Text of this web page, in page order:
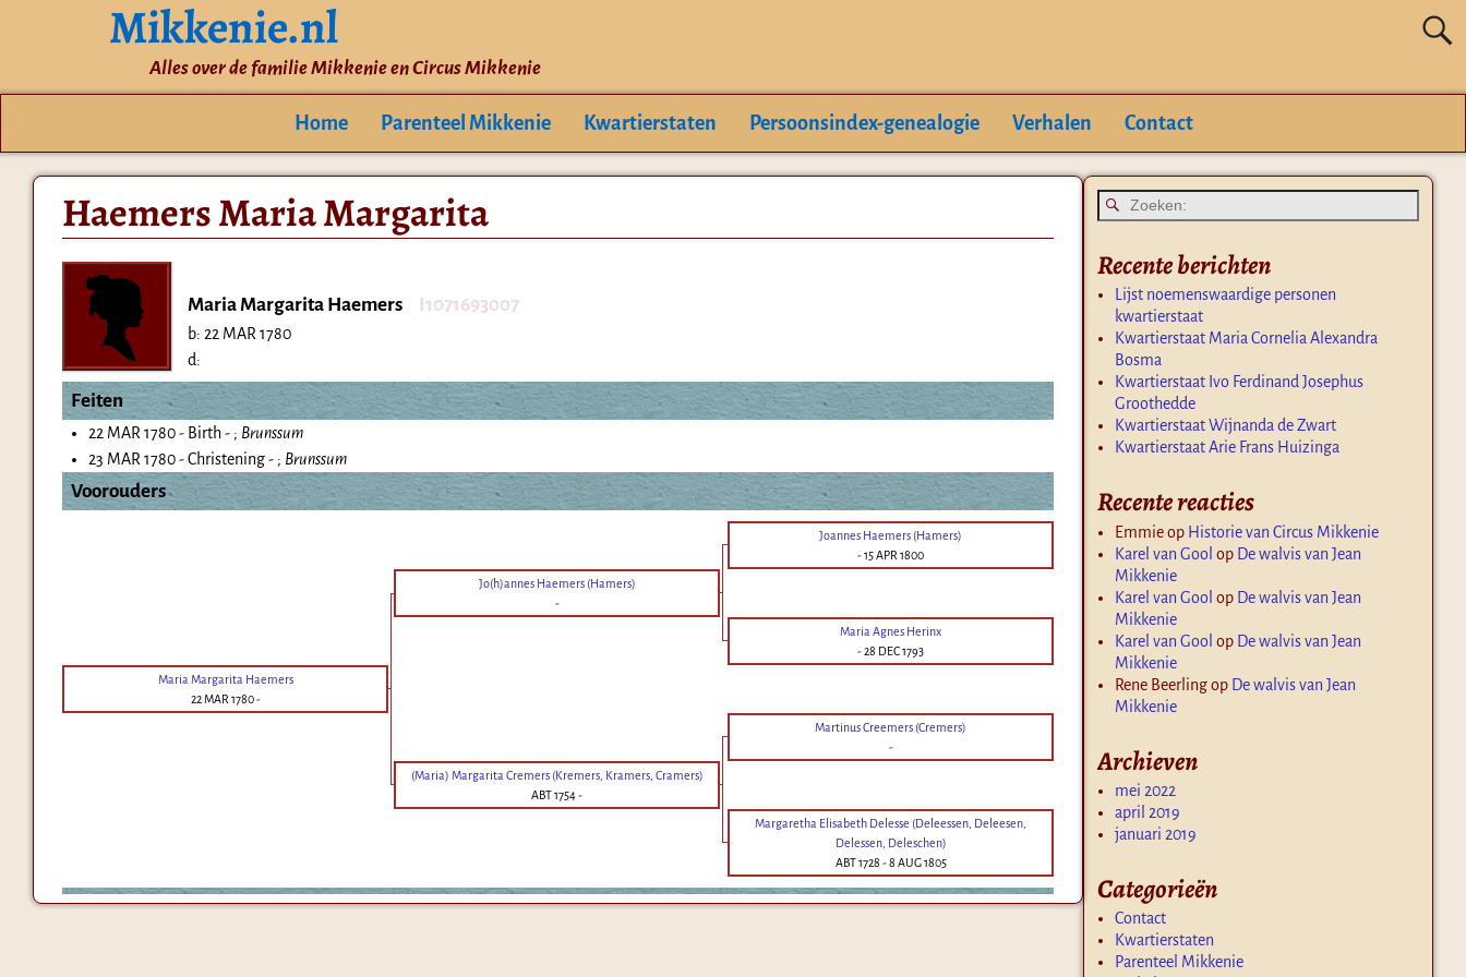
Mikkenie.nl
Alles over de familie Mikkenie en Circus Mikkenie
Home Parenteel Mikkenie Kwartierstaten Persoonsindex-genealogie Verhalen Contact
Haemers Maria Margarita
Maria Margarita Haemers I1071693007
b: 22 MAR 1780
d:
Feiten
22 MAR 1780 - Birth - ; Brunssum
23 MAR 1780 - Christening - ; Brunssum
Voorouders
Joannes Haemers (Hamers)
-15 APR 1800
Jo(h)annes Haemers (Hamers)
-
Maria Agnes Herinx
-28 DEC 1793
Maria Margarita Haemers
22 MAR 1780-
Martinus Creemers (Cremers)
-
(Maria) Margarita Cremers (Kremers, Kramers, Cramers)
ABT 1754-
Margaretha Elisabeth Delesse (Deleessen, Deleesen,
Delessen, Deleschen)
ABT 1728 -8 AUG 1805
Recente berichten
Lijst noemenswaardige personen
kwartierstaat
Kwartierstaat Maria Cornelia Alexandra
Bosma
Kwartierstaat Ivo Ferdinand Josephus
Groothedde
Kwartierstaat Wijnanda de Zwart
Kwartierstaat Arie Frans Huizinga
Recente reacties
Emmieop Historie van Circus Mikkenie
Karel van Gool op De walvis van Jean
Mikkenie
Karel van Gool op De walvis van Jean
Mikkenie
Karel van Gool op De walvis van Jean
Mikkenie
Rene Beerlingop De walvis van Jean
Mikkenie
Archieven
mei 2022
april 2019
januari 2019
Categorieën
Contact
Kwartierstaten
Parenteel Mikkenie